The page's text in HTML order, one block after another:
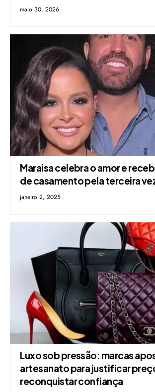
maio 30, 2026
Maraisa celebra o amor e
de casamento pela terceira
janeiro 2, 2025
Luxo sob pressão: marcas
artesanato para justificar
reconquistar confiança